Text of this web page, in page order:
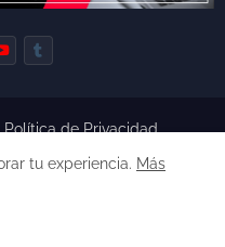
Política de Privacidad
y Condiciones de Uso
tu experiencia. Más